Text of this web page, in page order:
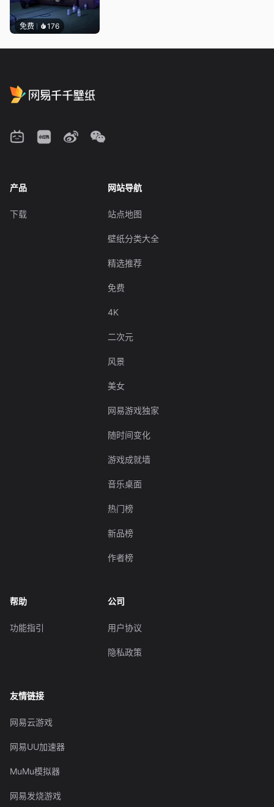
免费 176
产品
下载
网站导航
站点地图
壁纸分类大全
精选推荐
免费
4K
二次元
风景
美女
网易游戏独家
随时间变化
游戏成就墙
音乐桌面
热门榜
新品榜
作者榜
帮助
功能指引
公司
用户协议
隐私政策
友情链接
网易云游戏
网易UU加速器
MuMu模拟器
网易发烧游戏